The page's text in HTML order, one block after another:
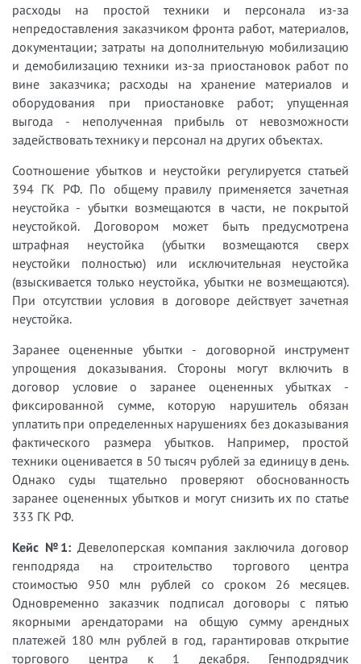
расходы на простой техники и персонала из-за
непредоставления заказчиком фронта работ, материалов,
документации; затраты на дополнительную мобилизацию
и демобилизацию техники из-за приостановок работ по
вине заказчика; расходы на хранение материалов и
оборудования при приостановке работ; упущенная
выгода - неполученная прибыль от невозможности
задействовать технику и персонал на других объектах.
Соотношение убытков и неустойки регулируется статьей
394 ГК РФ. По общему правилу применяется зачетная
неустойка - убытки возмещаются в части, не покрытой
неустойкой. Договором может быть предусмотрена
штрафная неустойка (убытки возмещаются сверх
неустойки полностью) или исключительная неустойка
(взыскивается только неустойка, убытки не возмещаются).
При отсутствии условия в договоре действует зачетная
неустойка.
Заранее оцененные убытки - договорной инструмент
упрощения доказывания. Стороны могут включить в
договор условие о заранее оцененных убытках -
фиксированной сумме, которую нарушитель обязан
уплатить при определенных нарушениях без доказывания
фактического размера убытков. Например, простой
техники оценивается в 50 тысяч рублей за единицу в день.
Однако суды тщательно проверяют обоснованность
заранее оцененных убытков и могут снизить их по статье
333 ГК РФ.
Кейс №1: Девелоперская компания заключила договор
генподряда на строительство торгового центра
стоимостью 950 млн рублей со сроком 26 месяцев.
Одновременно заказчик подписал договоры с пятью
якорными арендаторами на общую сумму арендных
платежей 180 млн рублей в год, гарантировав открытие
торгового центра к 1 декабря. Генподрядчик